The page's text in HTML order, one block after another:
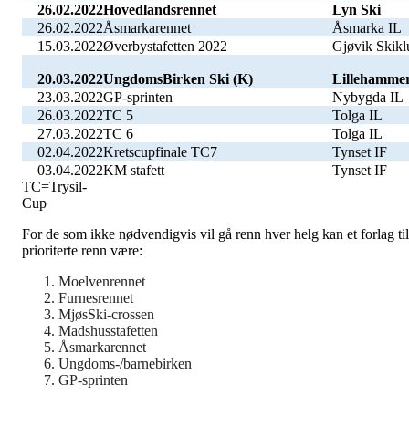
26.02.2022Hovedlandsrennet
Lyn Ski
26.02.2022Åsmarkarennet
Åsmarka IL
15.03.2022Øverbystafetten 2022 Gjøvik
20.03.2022UngdomsBirken Ski (K)
23.03.2022GP-sprinten
Nybygda IL
26.03.2022TC 5
Tolga IL
27.03.2022TC 6
Tolga IL
02.04.2022Kretscupfinale TC7
Tynset IF
03.04.2022KM stafett
Tynset IF
TC=Trysil-
Cup
For de som ikke nødvendigvis vil gå renn hver helg kan et forlag til
prioriterte renn være:
Moelvenrennet
Furnesrennet
MjøsSki-crossen
Madshusstafetten
Åsmarkarennet
Ungdoms-/barnebirken
GP-sprinten